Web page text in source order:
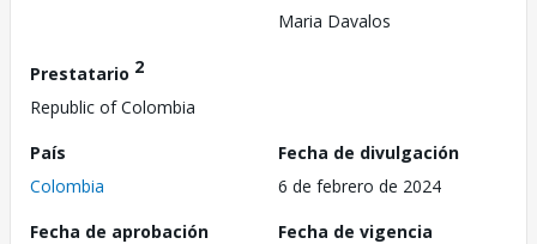
Maria Davalos
Prestatario 2
Republic of Colombia
País
Colombia
Fecha de divulgación
6 de febrero de 2024
Fecha de aprobación
Fecha de vigencia